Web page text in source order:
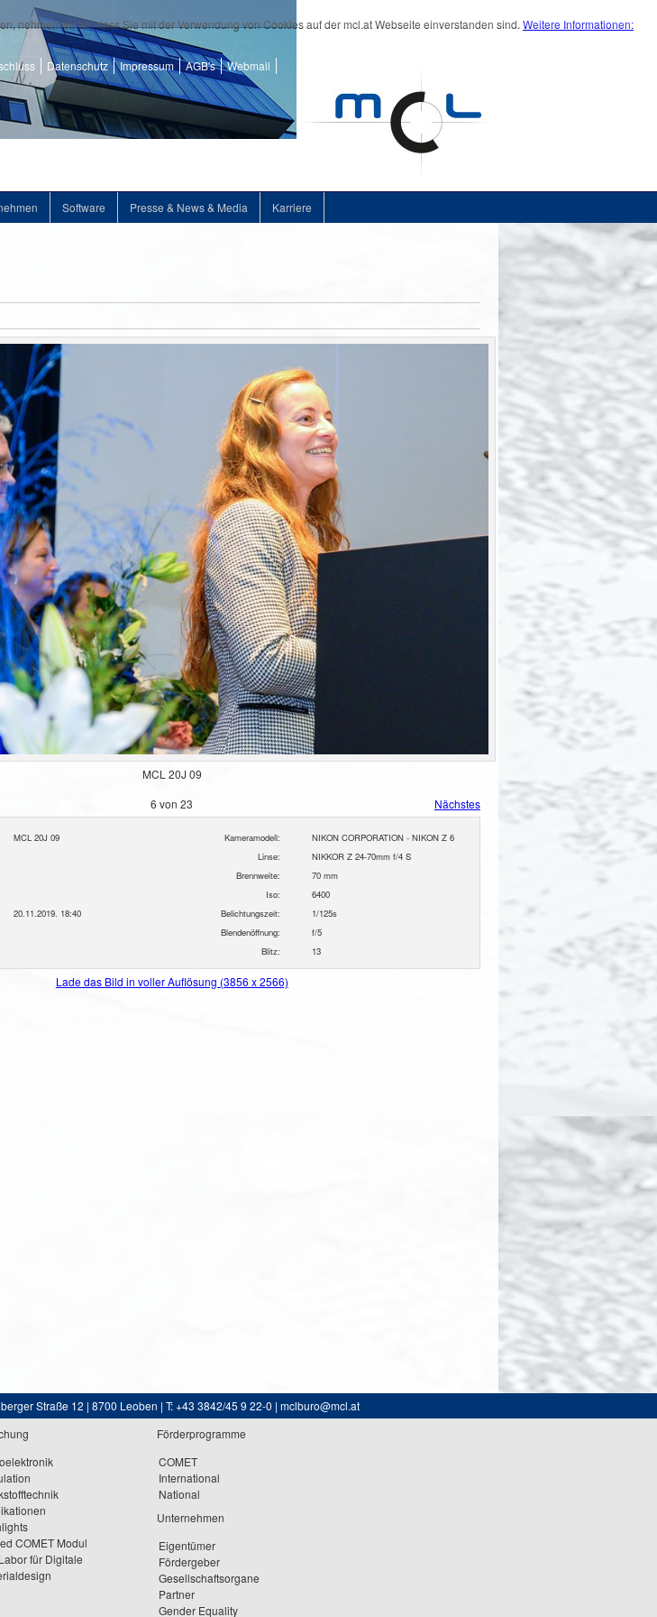
nehmen wir an, dass Sie mit der Verwendung von Cookies auf der mcl.at Webseite einverstanden sind. Weitere Informationen:
Datenschutz Impressum AGB's Webmail
Software Presse & News & Media Karriere
MCL 20J 09
6 von 23 Nächstes
MCL 20J 09
20.11.2019. 18:40
Kameramodell:
NIKON CORPORATION - NIKON Z 6
Linse:
NIKKOR Z 24-70mm f/4 S
Brennweite:
70 mm
Iso:
6400
Belichtungszeit:
1/125s
Blendenöffnung:
f/5
Blitz:
13
Lade das Bild in voller Auflösung (3856 x 2566)
Straße 12 | 8700 Leoben | T: +43 3842/45 9 22-0 | mclburo@mcl.at
COMET Modul
für Digitale
Förderprogramme
COMET
International
National
Unternehmen
Eigentümer
Fördergeber
Gesellschaftsorgane
Partner
Gender Equality